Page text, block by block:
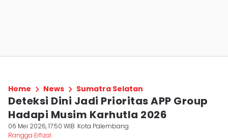
Home News Sumatra Selatan
Deteksi Dini Jadi Prioritas APP Group
Hadapi Musim Karhutla 2026
06 Mei 2026, 17:50 WIB Kota Palembang
Rangga Erfizal